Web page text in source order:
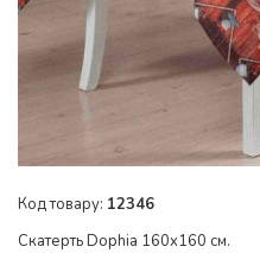
Код товару: 12346
Скатерть Dophia 160x160 см.